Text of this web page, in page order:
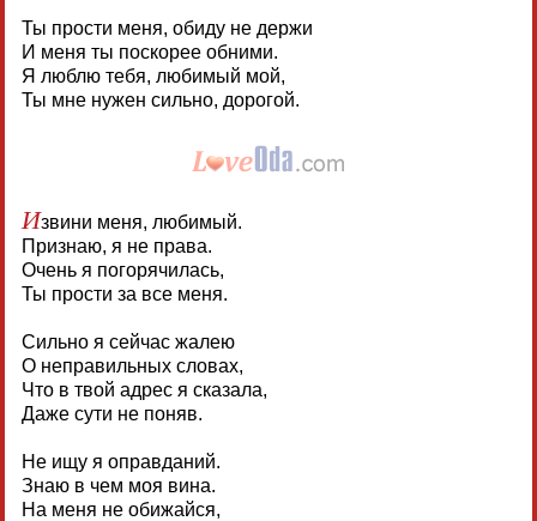
Ты прости меня, обиду не держи
И меня ты поскорее обними.
Я люблю тебя, любимый мой,
Ты мне нужен сильно, дорогой.
Извини меня, любимый.
Признаю, я не права.
Очень я погорячилась,
Ты прости за все меня.
Сильно я сейчас жалею
О неправильных словах,
Что в твой адрес я сказала,
Даже сути не поняв.
Не ищу я оправданий.
Знаю в чем моя вина.
На меня не обижайся,